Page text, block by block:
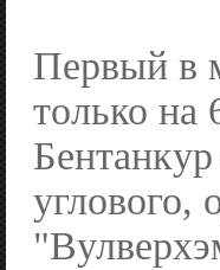
Первый в
только на
углового,